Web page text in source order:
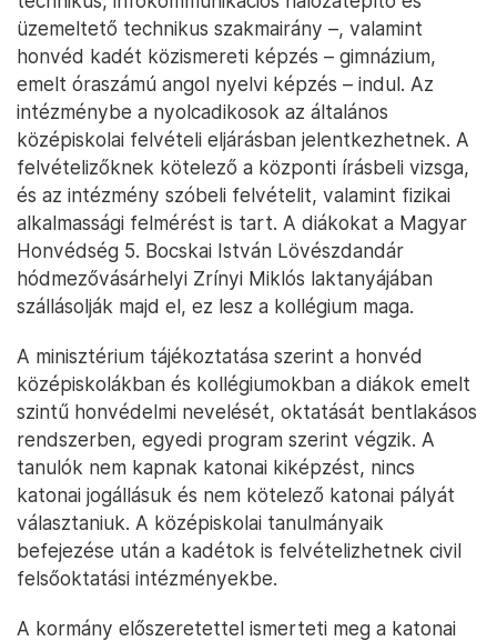
üzemeltető technikus szakmairány –, valamint
honvéd kadét közismereti képzés – gimnázium,
emelt óraszámú angol nyelvi képzés – indul. Az
intézménybe a nyolcadikosok az általános
középiskolai felvételi eljárásban jelentkezhetnek. A
felvételizőknek kötelező a központi írásbeli vizsga,
és az intézmény szóbeli felvételit, valamint fizikai
alkalmassági felmérést is tart. A diákokat a Magyar
Honvédség 5. Bocskai István Lövészdandár
hódmezővásárhelyi Zrínyi Miklós laktanyájában
szállásolják majd el, ez lesz a kollégium maga.
A minisztérium tájékoztatása szerint a honvéd
középiskolákban és kollégiumokban a diákok emelt
szintű honvédelmi nevelését, oktatását bentlakásos
rendszerben, egyedi program szerint végzik. A
tanulók nem kapnak katonai kiképzést, nincs
katonai jogállásuk és nem kötelező katonai pályát
választaniuk. A középiskolai tanulmányaik
befejezése után a kadétok is felvételizhetnek civil
felsőoktatási intézményekbe.
A kormány előszeretettel ismerteti meg a katonai